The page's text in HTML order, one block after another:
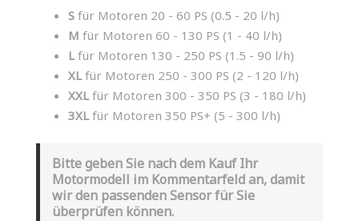
S für Motoren 20 - 60 PS (0.5 - 20 l/h)
M für Motoren 60 - 130 PS (1 - 40 l/h)
Lfür Motoren 130 - 250 PS (1.5 - 90 l/h)
XLfür Motoren 250 - 300 PS (2 - 120 l/h)
XXLfür Motoren 300 - 350 PS (3 - 180 l/h)
3XLfür Motoren 350 PS+ (5 - 300 l/h)
Bitte geben Sie nach dem Kauf Ihr
Motormodell im Kommentarfeld an, damit
wir den passenden Sensor für Sie
überprüfen können.